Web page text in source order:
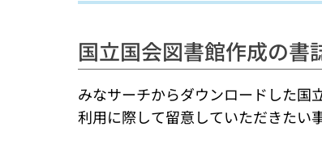
国立国会図書館作成の書
みなサーチからダウンロードした国
利用に際して留意していただきたい